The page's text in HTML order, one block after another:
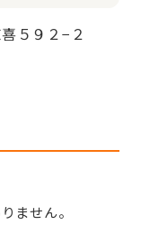
５９２−２
ません。